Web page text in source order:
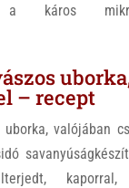
a káros
– recept
valójában
kaporral,